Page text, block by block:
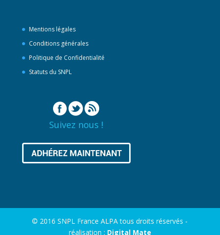
Mentions légales
Conditions générales
Politique de Confidentialité
Statuts du SNPL
Suivez nous !
© 2016 SNPL France ALPA tous droits réservés -
réalisation : Digital Mate